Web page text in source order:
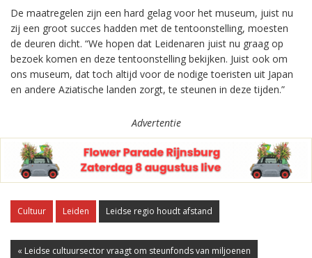
De maatregelen zijn een hard gelag voor het museum, juist nu
zij een groot succes hadden met de tentoonstelling, moesten
de deuren dicht. “We hopen dat Leidenaren juist nu graag op
bezoek komen en deze tentoonstelling bekijken. Juist ook om
ons museum, dat toch altijd voor de nodige toeristen uit Japan
en andere Aziatische landen zorgt, te steunen in deze tijden.”
Advertentie
Cultuur Leiden Leidse regio houdt afstand
« Leidse cultuursector vraagt om steunfonds van miljoenen